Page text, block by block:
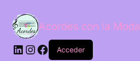
Acordes con la Moda
Acceder